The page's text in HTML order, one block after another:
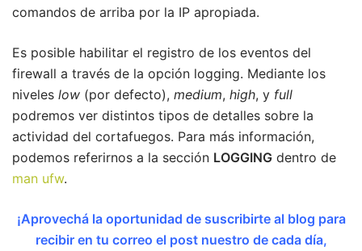
comandos de arriba por la IP apropiada.
Es posible habilitar el registro de los eventos del
firewall a través de la opción logging. Mediante los
niveles low (por defecto), medium, high, y full
podremos ver distintos tipos de detalles sobre la
actividad del cortafuegos. Para más información,
podemos referirnos a la sección LOGGING dentro de
man ufw.
¡Aprovechá la oportunidad de suscribirte al blog para
recibir en tu correo el post nuestro de cada día,